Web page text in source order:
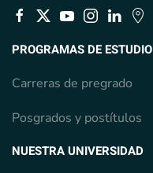
PROGRAMAS DE ESTUDIO
Carreras de pregrado
Posgrados y postítulos
NUESTRA UNIVERSIDAD